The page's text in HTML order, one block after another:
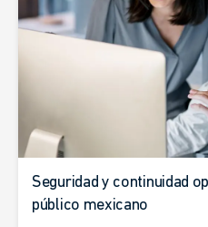
Seguridad y continuidad
público mexicano